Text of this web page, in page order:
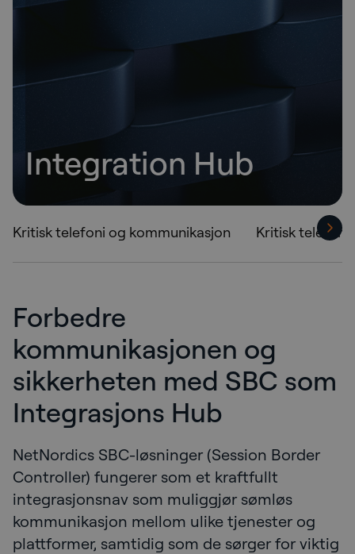
Integration Hub
Kritisk telefoni og kommunikasjon Kritisk telefoni
Forbedre
kommunikasjonen og
sikkerheten med SBC som
Integrasjons Hub
NetNordics SBC-løsninger (Session Border
Controller) fungerer som et kraftfullt
integrasjonsnav som muliggjør sømløs
kommunikasjon mellom ulike tjenester og
plattformer, samtidig som de sørger for viktig